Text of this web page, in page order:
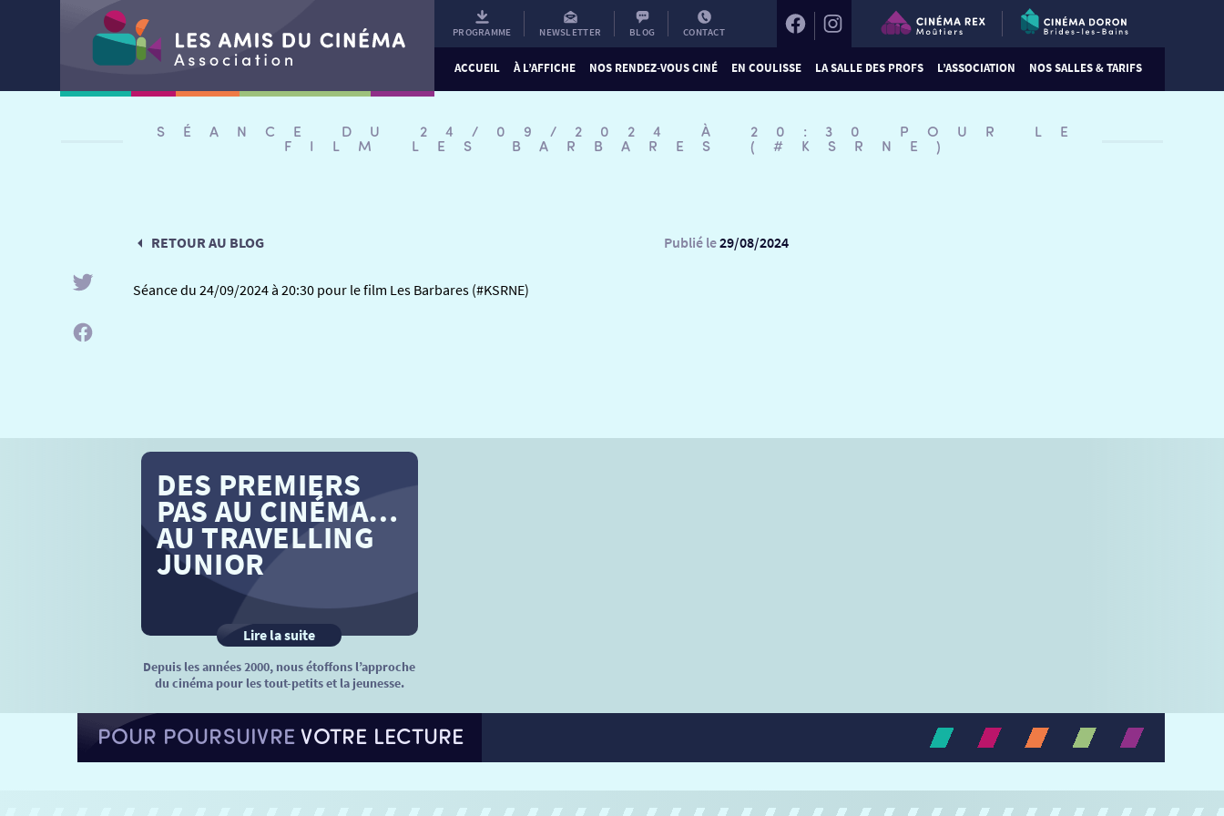
PROGRAMME NEWSLETTER BLOG CONTACT
ACCUEIL À L’AFFICHE NOS RENDEZ-VOUS CINÉ EN COULISSE LA SALLE DES PROFS L’ASSOCIATION NOS SALLES & TARIFS
SÉANCE DU 24/09/2024 À 20:30 POUR LE
FILM LES BARBARES (#KSRNE)
RETOUR AU BLOG Publié le29/08/2024
Séance du 24/09/2024 à 20:30 pour le film Les Barbares (#KSRNE)
DES PREMIERS
PAS AU CINÉMA…
AU TRAVELLING
JUNIOR
Lire la suite
Depuis les années 2000, nous étoffons l’approche
du cinéma pour les tout-petits et la jeunesse.
POUR POURSUIVREVOTRE LECTURE